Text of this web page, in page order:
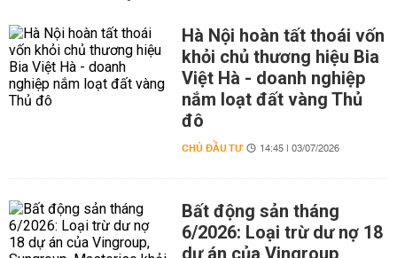
Hà Nội hoàn tất thoái vốn
khỏi chủ thương hiệu Bia
Việt Hà - doanh nghiệp
nắm loạt đất vàng Thủ
đô
CHỦ ĐẦU TƯ 14:45 | 03/07/2026
Bất động sản tháng
6/2026: Loại trừ dư nợ 18
dự án của Vingroup,